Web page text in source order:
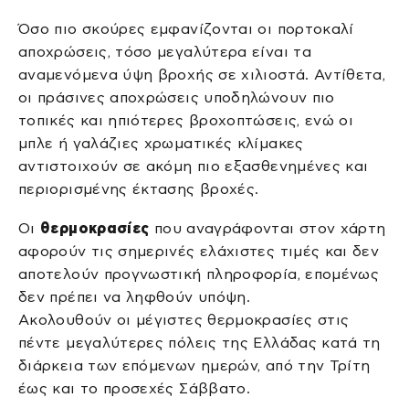
Όσο πιο σκούρες εμφανίζονται οι πορτοκαλί
αποχρώσεις, τόσο μεγαλύτερα είναι τα
αναμενόμενα ύψη βροχής σε χιλιοστά. Αντίθετα,
οι πράσινες αποχρώσεις υποδηλώνουν πιο
τοπικές και ηπιότερες βροχοπτώσεις, ενώ οι
μπλε ή γαλάζιες χρωματικές κλίμακες
αντιστοιχούν σε ακόμη πιο εξασθενημένες και
περιορισμένης έκτασης βροχές.
Οι θερμοκρασίες που αναγράφονται στον χάρτη
αφορούν τις σημερινές ελάχιστες τιμές και δεν
αποτελούν προγνωστική πληροφορία, επομένως
δεν πρέπει να ληφθούν υπόψη.
Ακολουθούν οι μέγιστες θερμοκρασίες στις
πέντε μεγαλύτερες πόλεις της Ελλάδας κατά τη
διάρκεια των επόμενων ημερών, από την Τρίτη
έως και το προσεχές Σάββατο.